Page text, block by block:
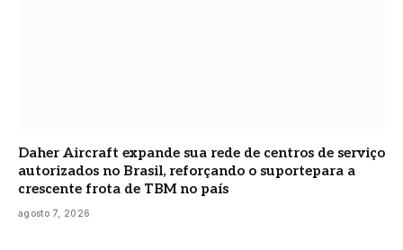
Daher Aircraft expande sua rede de centros de serviço
autorizados no Brasil, reforçando o suportepara a
crescente frota de TBM no país
agosto 7, 2026